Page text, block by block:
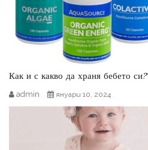
Как и с какво да храня бебето си?
admin януари 10, 2024